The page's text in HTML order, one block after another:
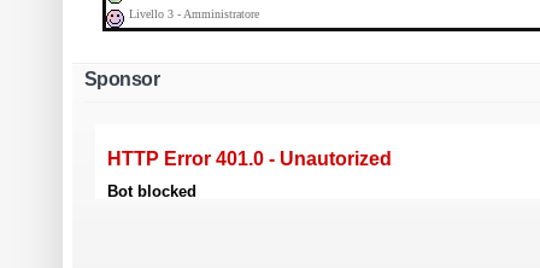
Livello 3 - Amministratore
Sponsor